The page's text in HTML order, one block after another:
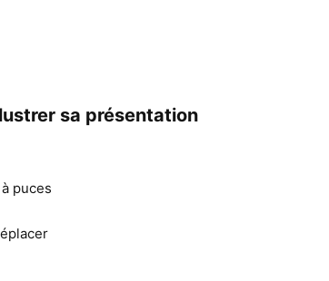
sa présentation
puces